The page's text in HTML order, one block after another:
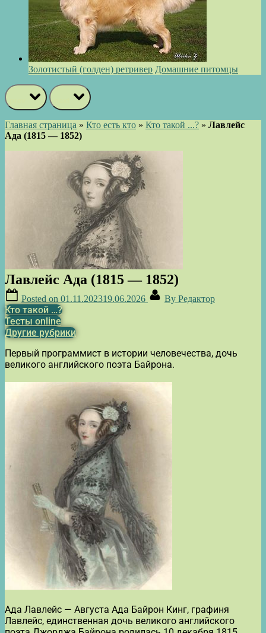
Золотистый (голден) ретривер Домашние питомцы
Главная страница » Кто есть кто » Кто такой ...? » Лавлейс
Ада (1815 — 1852)
Лавлейс Ада (1815 — 1852)
Posted on 01.11.202319.06.2026 By Редактор
Кто такой …?
Тесты online
Другие рубрики
Первый программист в истории человечества, дочь
великого английского поэта Байрона.
Ада Лавлейс — Августа Ада Байрон Кинг, графиня
Лавлейс, единственная дочь великого английского